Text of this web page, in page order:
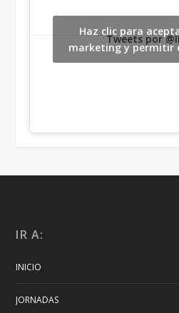
Tweets por
Haz clic para
marketing y permitir
IR A:
INICIO
JORNADAS